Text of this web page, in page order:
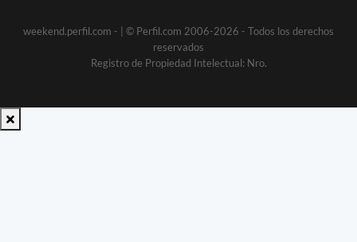
weekend.perfil.com -
| © Perfil.com 2006-2026 - Todos los derechos
reservados
Registro de Propiedad Intelectual: Nro.